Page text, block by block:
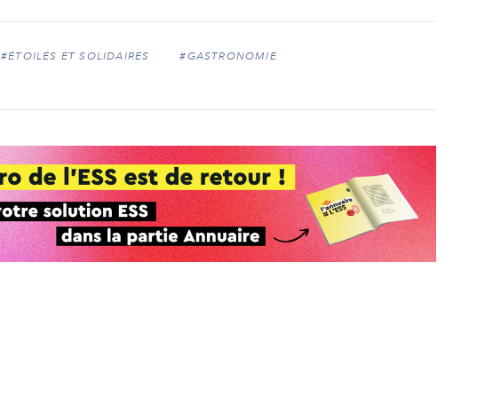
#ÉTOILÉS ET SOLIDAIRES
#GASTRONOMIE